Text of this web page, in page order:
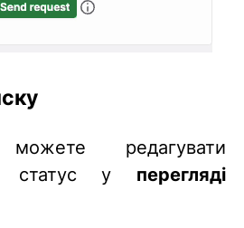
редагувати
статус у перегляді